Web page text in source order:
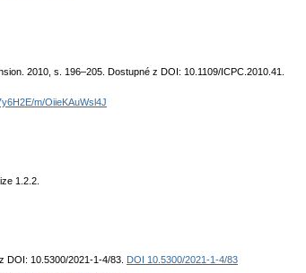
2010, s. 196–205. Dostupné z DOI: 10.1109/ICPC.2010.41.
m/OiieKAuWsl4J
1.2.2.
DOI: 10.5300/2021-1-4/83.
DOI 10.5300/2021-1-4/83